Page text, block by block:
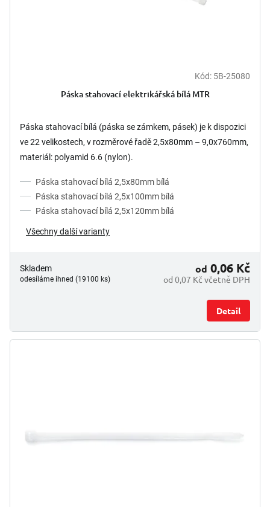
Kód: 5B-25080
Páska stahovací elektrikářská bílá MTR
Páska stahovací bílá (páska se zámkem, pásek) je k dispozici
ve 22 velikostech, v rozměrové řadě 2,5x80mm – 9,0x760mm,
materiál: polyamid 6.6 (nylon).
Páska stahovací bílá 2,5x80mm bílá
Páska stahovací bílá 2,5x100mm bílá
Páska stahovací bílá 2,5x120mm bílá
Všechny další varianty
Skladem
odesíláme ihned (19100 ks) od 0,07 Kč včetně DPH
od 0,06 Kč
Detail